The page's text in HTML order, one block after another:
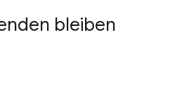
bleiben